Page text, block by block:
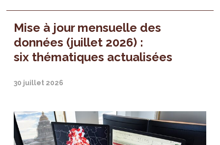
Mise à jour mensuelle des
données (juillet 2026) :
six thématiques actualisées
30 juillet 2026